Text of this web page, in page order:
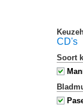
CD's
Soort